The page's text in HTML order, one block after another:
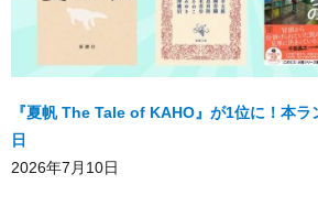
『夏帆 The Tale of KAHO』が1位に！本
日
2026年7月10日